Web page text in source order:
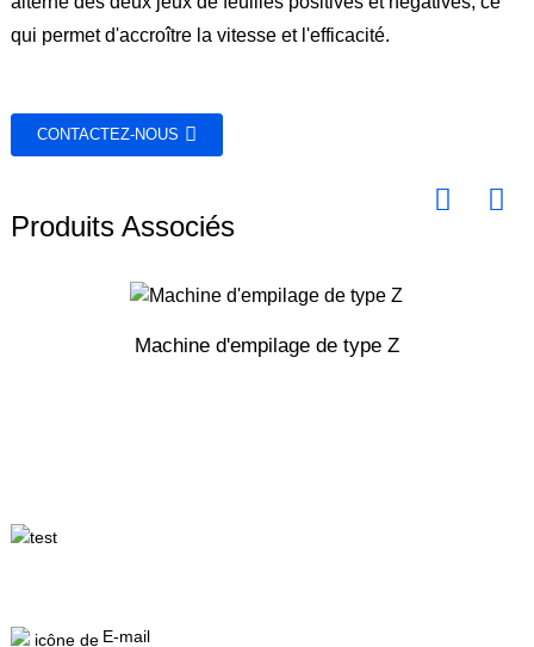
qui permet d'accroître la vitesse et l'efficacité.
CONTACTEZ-NOUS
Produits Associés
Machine d'empilage de type Z
E-mail